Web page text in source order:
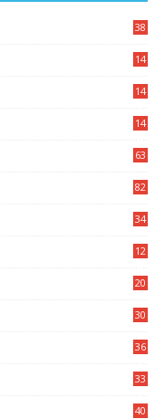
38
14
14
14
63
82
34
12
20
30
36
33
40